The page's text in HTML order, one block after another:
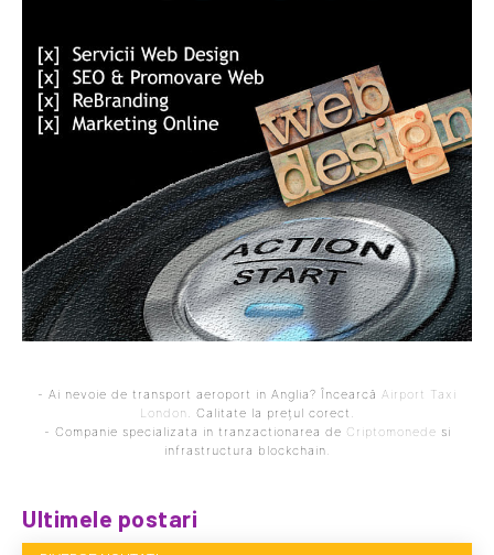
- Ai nevoie de transport aeroport in Anglia? Încearcă Airport Taxi
London
. Calitate la prețul corect.
- Companie specializata in tranzactionarea de Criptomonede si
infrastructura blockchain.
Ultimele postari